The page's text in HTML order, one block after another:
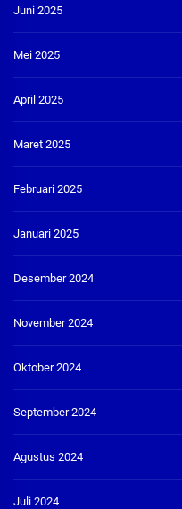
Juni 2025
Mei 2025
April 2025
Maret 2025
Februari 2025
Januari 2025
Desember 2024
November 2024
Oktober 2024
September 2024
Agustus 2024
Juli 2024